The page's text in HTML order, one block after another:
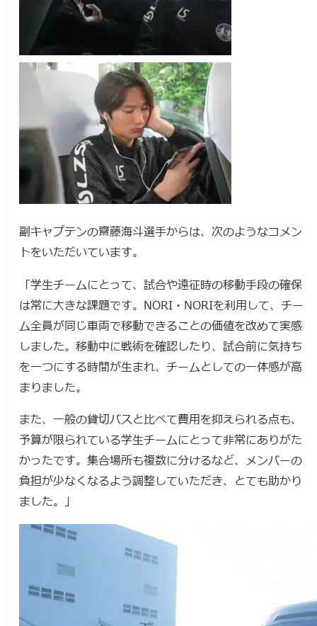
副キャプテンの齋藤海斗選手からは、次のようなコメン
トをいただいています。
「学生チームにとって、試合や遠征時の移動手段の確保
は常に大きな課題です。NORI・NORIを利用して、チー
ム全員が同じ車両で移動できることの価値を改めて実感
しました。移動中に戦術を確認したり、試合前に気持ち
を一つにする時間が生まれ、チームとしての一体感が高
まりました。
また、一般の貸切バスと比べて費用を抑えられる点も、
予算が限られている学生チームにとって非常にありがた
かったです。集合場所も複数に分けるなど、メンバーの
負担が少なくなるよう調整していただき、とても助かり
ました。」